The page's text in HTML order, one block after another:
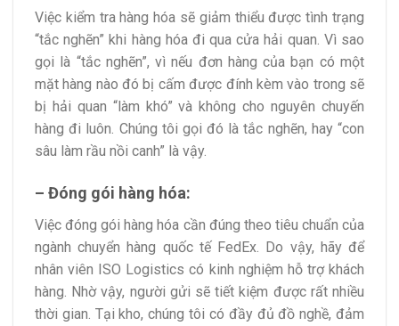
Việc kiểm tra hàng hóa sẽ giảm thiểu được tình trạng
“tắc nghẽn” khi hàng hóa đi qua cửa hải quan. Vì sao
gọi là “tắc nghẽn”, vì nếu đơn hàng của bạn có một
mặt hàng nào đó bị cấm được đính kèm vào trong sẽ
bị hải quan “làm khó” và không cho nguyên chuyến
hàng đi luôn. Chúng tôi gọi đó là tắc nghẽn, hay “con
sâu làm rầu nồi canh” là vậy.
– Đóng gói hàng hóa:
Việc đóng gói hàng hóa cần đúng theo tiêu chuẩn của
ngành chuyển hàng quốc tế FedEx. Do vậy, hãy để
nhân viên ISO Logistics có kinh nghiệm hỗ trợ khách
hàng. Nhờ vậy, người gửi sẽ tiết kiệm được rất nhiều
thời gian. Tại kho, chúng tôi có đầy đủ đồ nghề, đảm